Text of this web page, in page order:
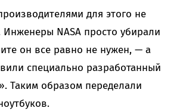
для этого не
Инженеры NASA просто убирали
он все равно не нужен, — а
специально разработанный
Таким образом переделали